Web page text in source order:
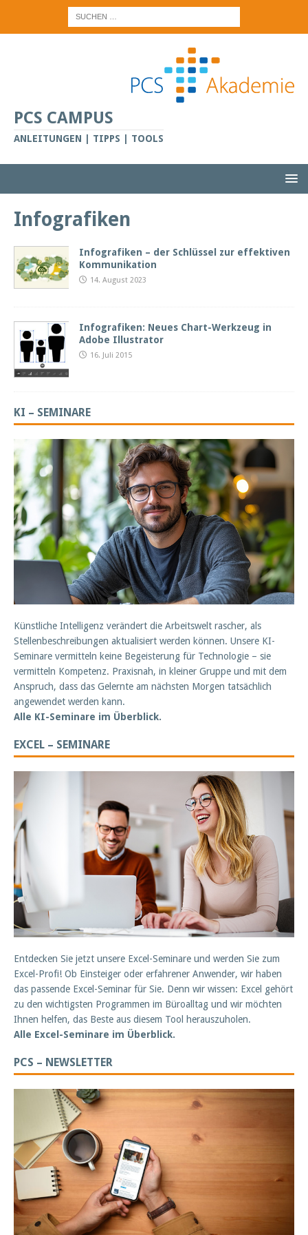
PCS CAMPUS
ANLEITUNGEN | TIPPS | TOOLS
Infografiken
Infografiken – der Schlüssel zur effektiven
Kommunikation
14. August 2023
Infografiken: Neues Chart-Werkzeug in
Adobe Illustrator
16. Juli 2015
KI – SEMINARE
Künstliche Intelligenz verändert die Arbeitswelt rascher, als
Stellenbeschreibungen aktualisiert werden können. Unsere KI-
Seminare vermitteln keine Begeisterung für Technologie – sie
vermitteln Kompetenz. Praxisnah, in kleiner Gruppe und mit dem
Anspruch, dass das Gelernte am nächsten Morgen tatsächlich
angewendet werden kann.
Alle KI-Seminare im Überblick.
EXCEL – SEMINARE
Entdecken Sie jetzt unsere Excel-Seminare und werden Sie zum
Excel-Profi! Ob Einsteiger oder erfahrener Anwender, wir haben
das passende Excel-Seminar für Sie. Denn wir wissen: Excel gehört
zu den wichtigsten Programmen im Büroalltag und wir möchten
Ihnen helfen, das Beste aus diesem Tool herauszuholen.
Alle Excel-Seminare im Überblick.
PCS – NEWSLETTER